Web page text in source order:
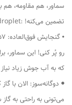
سماور، هم مقاومه،
تضمین می‌کنه! :droplet:
رو پُر کنی! این سماور،
که به آب جوش زیاد نیاز
⦁ دوگانه‌سوز: الان با
می‌تونی به راحتی به